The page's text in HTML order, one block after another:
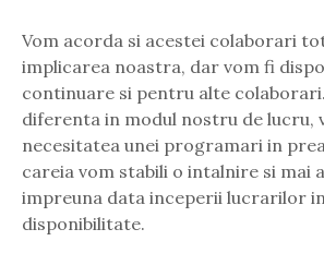
Vom acorda si acestei colaborari
implicarea noastra, dar vom fi
continuare si pentru alte
diferenta in modul nostru de lucru,
necesitatea unei programari in
careia vom stabili o intalnire si mai
impreuna data inceperii lucrarilor
disponibilitate.